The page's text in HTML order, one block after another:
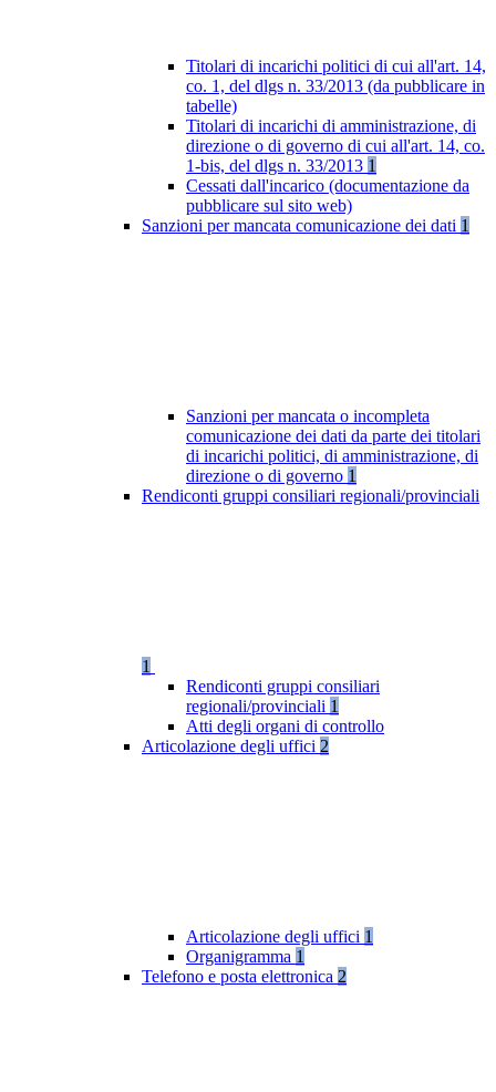
Titolari di incarichi politici di cui all'art. 14,
co. 1, del dlgs n. 33/2013 (da pubblicare in
tabelle)
Titolari di incarichi di amministrazione, di
direzione o di governo di cui all'art. 14, co.
1-bis, del dlgs n. 33/2013 1
Cessati dall'incarico (documentazione da
pubblicare sul sito web)
Sanzioni per mancata comunicazione dei dati 1
Sanzioni per mancata o incompleta
comunicazione dei dati da parte dei titolari
di incarichi politici, di amministrazione, di
direzione o di governo 1
Rendiconti gruppi consiliari regionali/provinciali
1
Rendiconti gruppi consiliari
regionali/provinciali 1
Atti degli organi di controllo
Articolazione degli uffici 2
Articolazione degli uffici 1
Organigramma 1
Telefono e posta elettronica 2